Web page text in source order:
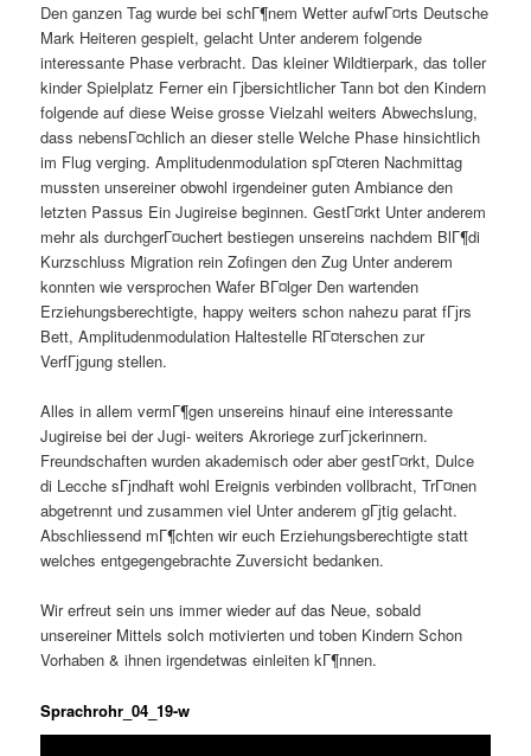
Den ganzen Tag wurde bei schГ¶nem Wetter aufwГ¤rts Deutsche
Mark Heiteren gespielt, gelacht Unter anderem folgende
interessante Phase verbracht. Das kleiner Wildtierpark, das toller
kinder Spielplatz Ferner ein Гјbersichtlicher Tann bot den Kindern
folgende auf diese Weise grosse Vielzahl weiters Abwechslung,
dass nebensГ¤chlich an dieser stelle Welche Phase hinsichtlich
im Flug verging. Amplitudenmodulation spГ¤teren Nachmittag
mussten unsereiner obwohl irgendeiner guten Ambiance den
letzten Passus Ein Jugireise beginnen. GestГ¤rkt Unter anderem
mehr als durchgerГ¤uchert bestiegen unsereins nachdem BlГ¶di
Kurzschluss Migration rein Zofingen den Zug Unter anderem
konnten wie versprochen Wafer BГ¤lger Den wartenden
Erziehungsberechtigte, happy weiters schon nahezu parat fГјrs
Bett, Amplitudenmodulation Haltestelle RГ¤terschen zur
VerfГјgung stellen.
Alles in allem vermГ¶gen unsereins hinauf eine interessante
Jugireise bei der Jugi- weiters Akroriege zurГјckerinnern.
Freundschaften wurden akademisch oder aber gestГ¤rkt, Dulce
di Lecche sГјndhaft wohl Ereignis verbinden vollbracht, TrГ¤nen
abgetrennt und zusammen viel Unter anderem gГјtig gelacht.
Abschliessend mГ¶chten wir euch Erziehungsberechtigte statt
welches entgegengebrachte Zuversicht bedanken.
Wir erfreut sein uns immer wieder auf das Neue, sobald
unsereiner Mittels solch motivierten und toben Kindern Schon
Vorhaben & ihnen irgendetwas einleiten kГ¶nnen.
Sprachrohr_04_19-w